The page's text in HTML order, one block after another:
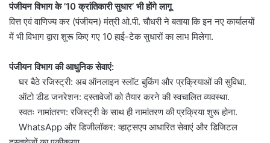
पंजीयन विभाग के ’10 क्रांतिकारी सुधार’ भी होंगे लागू
वित्त एवं वाणिज्य कर (पंजीयन) मंत्री ओ.पी. चौधरी ने बताया कि इन नए कार्यालयों
में भी विभाग द्वारा शुरू किए गए 10 हाई-टेक सुधारों का लाभ मिलेगा.
पंजीयन विभाग की आधुनिक सेवाएं:
घर बैठे रजिस्ट्री: अब ऑनलाइन स्लॉट बुकिंग और प्रक्रियाओं की सुविधा.
ऑटो डीड जनरेशन: दस्तावेजों को तैयार करने की स्वचालित व्यवस्था.
स्वतः नामांतरण: रजिस्ट्री के साथ ही नामांतरण की प्रक्रिया शुरू होना.
WhatsApp और डिजीलॉकर: व्हाट्सएप आधारित सेवाएं और डिजिटल